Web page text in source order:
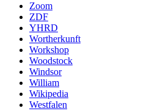
Zoom
ZDF
YHRD
Wortherkunft
Workshop
Woodstock
Windsor
William
Wikipedia
Westfalen